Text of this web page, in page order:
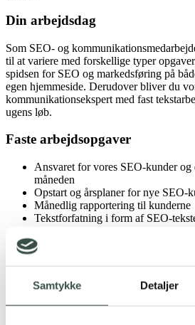
Samtykke Detaljer
Din arbejdsdag
Som SEO- og
til at variere med forskellige typer
spidsen for SEO og markedsføring på
egen hjemmeside. Derudover bliver du
kommunikationsekspert med fast
ugens løb.
Faste arbejdsopgaver
Ansvaret for vores SEO-kunder
måneden
Opstart og årsplaner for nye SEO-
Månedlig rapportering til kunderne
Tekstforfatning i form af SEO-
Interne og eksterne SoMe-opslag
Grafiske opgaver, f.eks. til indhold
nyhedsbreve og hjemmesider
Er det dig, vi leder efter?